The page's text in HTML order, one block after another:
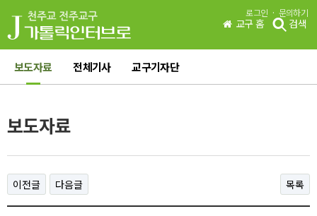
로그인 · 문의하기
교구 홈 검색
보도자료 전체기사 교구기자단
보도자료
이전글 다음글 목록